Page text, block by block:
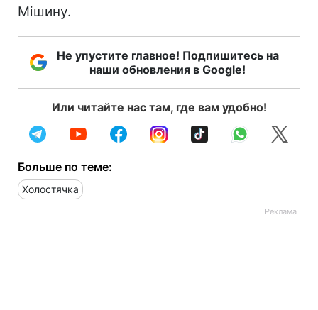
Мішину.
Не упустите главное! Подпишитесь на
наши обновления в Google!
Или читайте нас там, где вам удобно!
Больше по теме:
Холостячка